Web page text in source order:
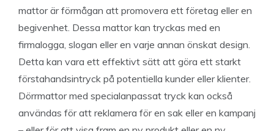
mattor är förmågan att promovera ett företag eller en
begivenhet. Dessa mattor kan tryckas med en
firmalogga, slogan eller en varje annan önskat design.
Detta kan vara ett effektivt sätt att göra ett starkt
förstahandsintryck på potentiella kunder eller klienter.
Dörrmattor med specialanpassat tryck kan också
användas för att reklamera för en sak eller en kampanj